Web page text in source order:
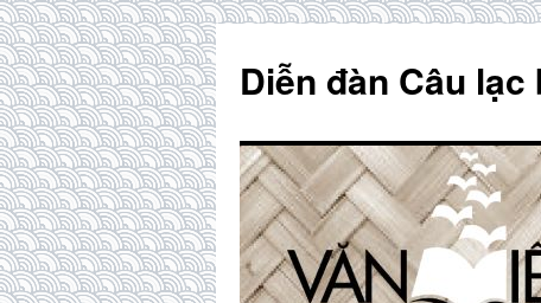
content
Diễn đàn Câu